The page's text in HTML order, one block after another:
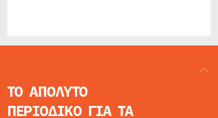
ΤΟ ΑΠΟΛΥΤΟ
ΠΕΡΙΟΔΙΚΟ ΓΙΑ ΤΑ